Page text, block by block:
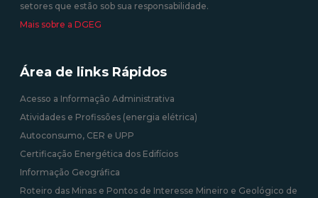
setores que estão sob sua responsabilidade.
Mais sobre a DGEG
Área de links Rápidos
Acesso a Informação Administrativa
Atividades e Profissões (energia elétrica)
Autoconsumo, CER e UPP
Certificação Energética dos Edifícios
Informação Geográfica
Roteiro das Minas e Pontos de Interesse Mineiro e Geológico de